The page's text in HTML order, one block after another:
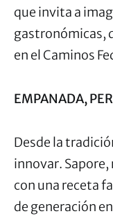
que invita a
gastronómicas,
en el Caminos
EMPANADA,
Desde la
innovar.
con una receta
de generación